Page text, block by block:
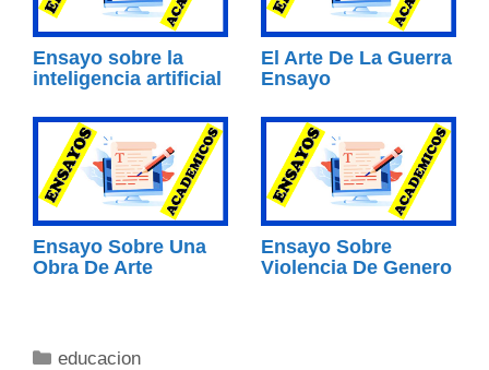
Ensayo sobre la
inteligencia artificial
El Arte De La Guerra
Ensayo
Ensayo Sobre Una
Obra De Arte
Ensayo Sobre
Violencia De Genero
Categorías
educacion